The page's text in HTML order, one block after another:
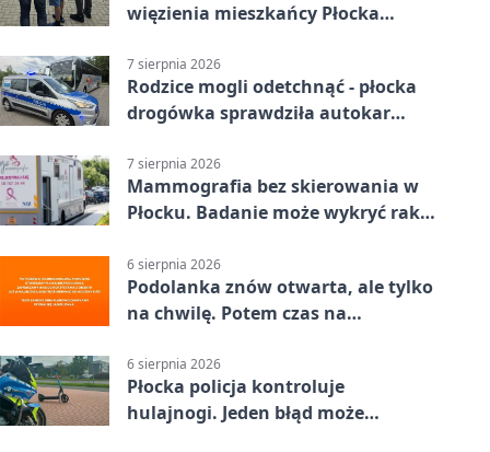
więzienia mieszkańcy Płocka
7 sierpnia 2026
Rodzice mogli odetchnąć - płocka
drogówka sprawdziła autokar
7 sierpnia 2026
Mammografia bez skierowania w
Płocku. Badanie może wykryć raka,
6 sierpnia 2026
Podolanka znów otwarta, ale tylko
na chwilę. Potem czas na
6 sierpnia 2026
Płocka policja kontroluje
hulajnogi. Jeden błąd może